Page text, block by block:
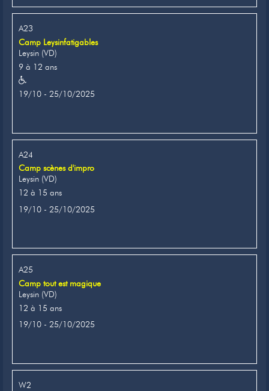
A23
Camp Leysinfatigables
Leysin (VD)
9 à 12 ans
19/10 - 25/10/2025
A24
Camp scènes d'impro
Leysin (VD)
12 à 15 ans
19/10 - 25/10/2025
A25
Camp tout est magique
Leysin (VD)
12 à 15 ans
19/10 - 25/10/2025
W2